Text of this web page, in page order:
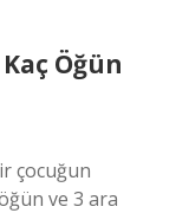
Öğün
çocuğun
ve 3 ara